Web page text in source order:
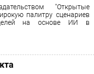
"Открытые
палитру сценариев
на основе ИИ в